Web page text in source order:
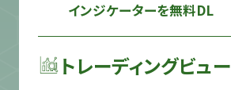
インジケーターを無料DL
トレーディングビュー